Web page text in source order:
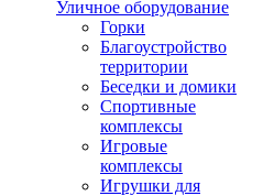
Уличное оборудование
Горки
Благоустройство
территории
Беседки и домики
Спортивные
комплексы
Игровые
комплексы
Игрушки для